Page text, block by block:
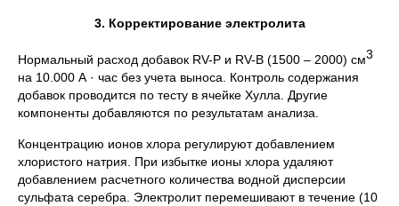
3. Корректирование электролита
Нормальный расход добавок RV-P и RV-B (1500 – 2000) см3
на 10.000 А · час без учета выноса. Контроль содержания
добавок проводится по тесту в ячейке Хулла. Другие
компоненты добавляются по результатам анализа.
Концентрацию ионов хлора регулируют добавлением
хлористого натрия. При избытке ионы хлора удаляют
добавлением расчетного количества водной дисперсии
сульфата серебра. Электролит перемешивают в течение (10